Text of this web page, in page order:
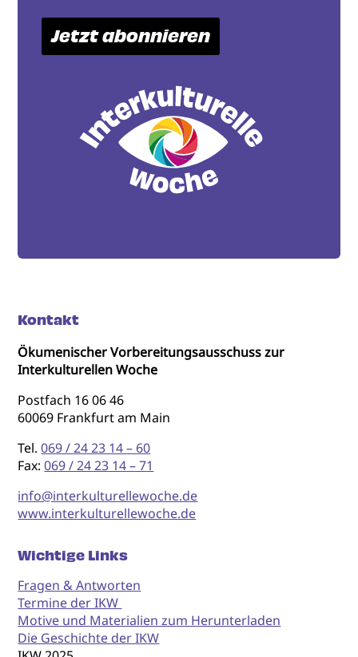
Jetzt abonnieren
Kontakt
Ökumenischer Vorbereitungsausschuss zur
Interkulturellen Woche
Postfach 16 06 46
60069 Frankfurt am Main
Tel.069 / 24 23 14 – 60
Fax:069 / 24 23 14 – 71
info@interkulturellewoche.de
www.interkulturellewoche.de
Wichtige Links
Fragen & Antworten
Termine der IKW
Motive und Materialien zum Herunterladen
Die Geschichte der IKW